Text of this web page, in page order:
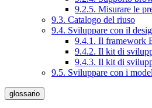
9.2.5. Misurare le
9.3. Catalogo del riuso
9.4. Sviluppare con il
9.4.1. Il framework
9.4.2. Il kit di
9.4.3. Il kit di
9.5. Sviluppare con i
glossario